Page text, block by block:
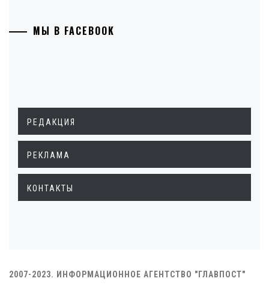
МЫ В FACEBOOK
РЕДАКЦИЯ
РЕКЛАМА
КОНТАКТЫ
2007-2023. ИНФОРМАЦИОННОЕ АГЕНТСТВО "ГЛАВПОСТ"